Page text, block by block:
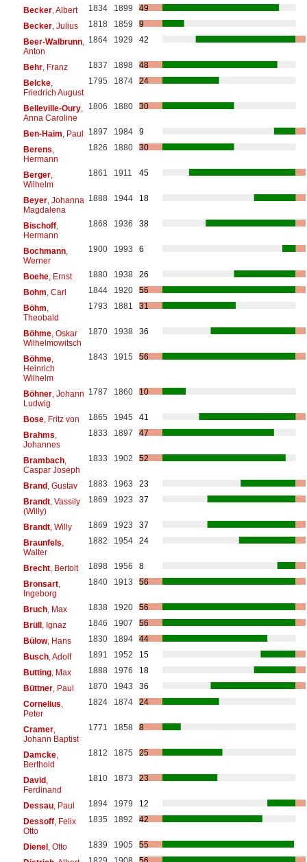
Becker, Albert 1834 1899
49
Becker, Julius 1818 1859
9
Beer-Walbrunn,
Anton
1864 1929 42
Behr, Franz 1837 1898
48
Belcke,
Friedrich August
1795 1874 24
Belleville-Oury,
Anna Caroline
1806 1880 30
Ben-Haim , Paul 1897 1984
9
Berens
Hermann
1826 1880 30
Berger,
Wilhelm
1861 1911 45
Beyer, Johanna
Magdalena
1888 1944 18
Bischoff,
Hermann
1868 1936 38
Bochmann,
Werner
1900 1993 6
Boehe, Ernst 1880 1938
26
Bohm , Carl 1844 1920
56
Böhm
Theobald
1793 1881 31
Böhme, Oskar
Wilhelmowitsch
1870 1938 36
Böhme,
Heinrich
Wilhelm
1843 1915 56
Böhner, Johann
Ludwig
1787 1860 10
Bose, Fritz von 1865 1945
41
Brahms
Johannes
1833 1897 47
Brambach,
Caspar Joseph
1833 1902 52
Brand, Gustav 1883 1963
23
Brandt, Vassily
(Willy)
1869 1923 37
Brandt, Willy 1869 1923
37
Braunfels
Walter
1882 1954 24
Brecht, Bertolt 1898 1956
8
Bronsart,
Ingeborg
1840 1913 56
Bruch, Max 1838 1920
56
Brüll, Ignaz 1846 1907
56
Bülow, Hans 1830 1894
44
Busch, Adolf 1891 1952
15
Butting, Max 1888 1976
18
Büttner, Paul 1870 1943
36
Cornelius
Peter
1824 1874 24
Cramer,
Johann Baptist
1771 1858 8
Damcke,
Berthold
1812 1875 25
David,
Ferdinand
1810 1873 23
Dessau, Paul 1894 1979
12
Dessoff, Felix
Otto
1835 1892 42
Dienel, Otto 1839 1905
55